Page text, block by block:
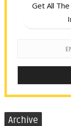
Get All
Archive